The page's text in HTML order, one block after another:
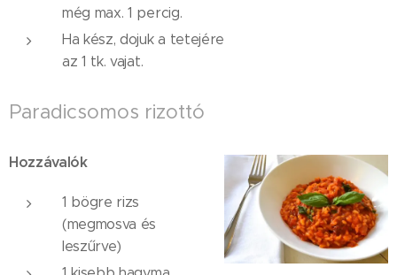
még max. 1 percig.
Ha kész, dojuk a tetejére
az 1 tk. vajat.
Paradicsomos rizottó
Hozzávalók
1 bögre rizs
(megmosva és
leszűrve)